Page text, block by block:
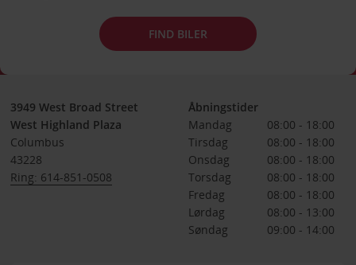
FIND BILER
3949 West Broad Street
West Highland Plaza
Columbus
43228
Ring: 614-851-0508
Åbningstider
Mandag
08:00 - 18:00
Tirsdag
08:00 - 18:00
Onsdag
08:00 - 18:00
Torsdag
08:00 - 18:00
Fredag
08:00 - 18:00
Lørdag
08:00 - 13:00
Søndag
09:00 - 14:00